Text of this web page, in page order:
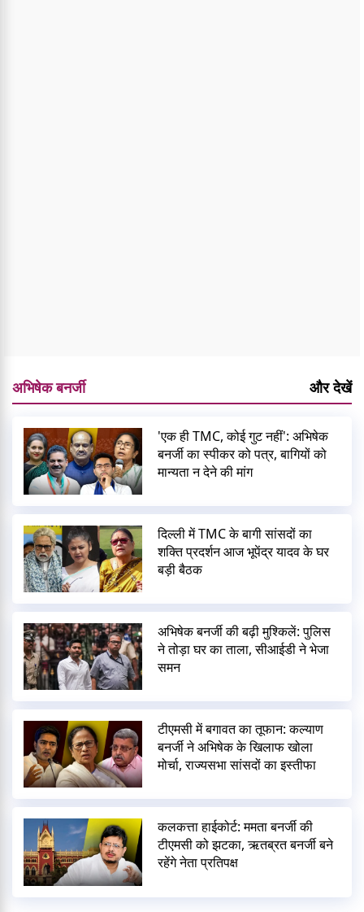
अभिषेक बनर्जी और देखें
'एक ही TMC, कोई गुट नहीं': अभिषेक
बनर्जी का स्पीकर को पत्र, बागियों को
मान्यता न देने की मांग
दिल्ली में TMC के बागी सांसदों का
शक्ति प्रदर्शन आज भूपेंद्र यादव के घर
बड़ी बैठक
अभिषेक बनर्जी की बढ़ी मुश्किलें: पुलिस
ने तोड़ा घर का ताला, सीआईडी ने भेजा
समन
टीएमसी में बगावत का तूफान: कल्याण
बनर्जी ने अभिषेक के खिलाफ खोला
मोर्चा, राज्यसभा सांसदों का इस्तीफा
कलकत्ता हाईकोर्ट: ममता बनर्जी की
टीएमसी को झटका, ऋतब्रत बनर्जी बने
रहेंगे नेता प्रतिपक्ष